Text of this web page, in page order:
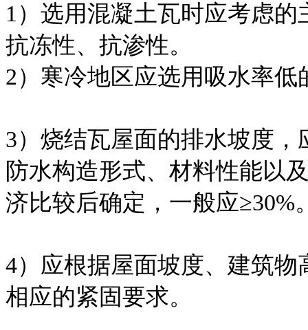
1）选用混凝土瓦时应考虑
抗冻性、抗渗性。
2）寒冷地区应选用吸水率低
3）烧结瓦屋面的排水坡度
防水构造形式、材料性能以
济比较后确定，一般应≥30%
4）应根据屋面坡度、建筑
相应的紧固要求。